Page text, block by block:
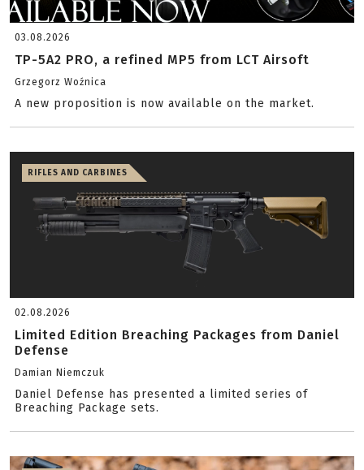
03.08.2026
TP-5A2 PRO, a refined MP5 from LCT Airsoft
Grzegorz Woźnica
A new proposition is now available on the market.
RIFLES AND CARBINES
02.08.2026
Limited Edition Breaching Packages from Daniel
Defense
Damian Niemczuk
Daniel Defense has presented a limited series of
Breaching Package sets.